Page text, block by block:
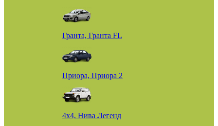
Гранта, Гранта FL
Приора, Приора 2
4х4, Нива Легенд